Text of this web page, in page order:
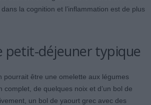
la cognition et l’inflammation est de plus
petit-déjeuner typique
pourrait être une omelette aux légumes
complet, de quelques noix et d’un bol de
un bol de yaourt grec avec des